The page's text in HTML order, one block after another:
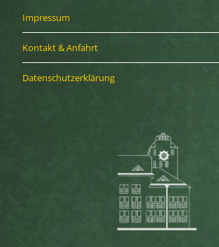
Impressum
Kontakt & Anfahrt
Datenschutzerklärung